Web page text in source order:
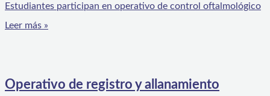
Estudiantes participan en operativo de control oftalmológico
Leer más »
Operativo de registro y allanamiento